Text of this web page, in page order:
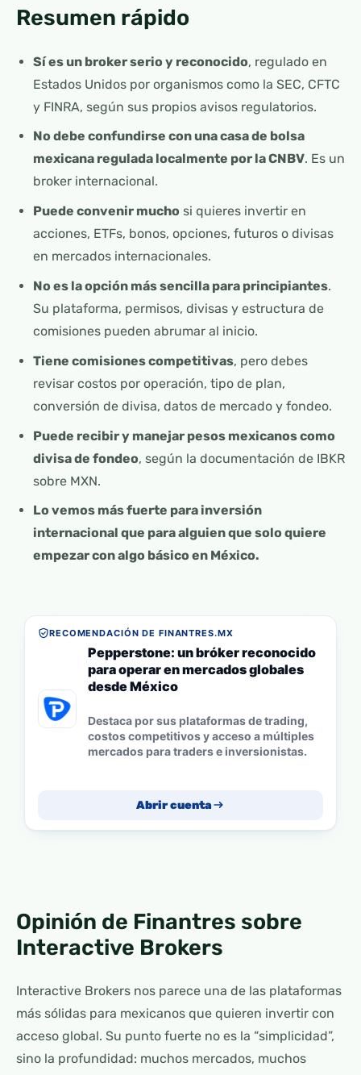
Resumen rápido
Sí es un broker serio y reconocido, regulado en
Estados Unidos por organismos como la SEC, CFTC
y FINRA, según sus propios avisos regulatorios.
No debe confundirse con una casa de bolsa
mexicana regulada localmente por la CNBV. Es un
broker internacional.
Puede convenir mucho si quieres invertir en
acciones, ETFs, bonos, opciones, futuros o divisas
en mercados internacionales.
No es la opción más sencilla para principiantes.
Su plataforma, permisos, divisas y estructura de
comisiones pueden abrumar al inicio.
Tiene comisiones competitivas, pero debes
revisar costos por operación, tipo de plan,
conversión de divisa, datos de mercado y fondeo.
Puede recibir y manejar pesos mexicanos como
divisa de fondeo, según la documentación de IBKR
sobre MXN.
Lo vemos más fuerte para inversión
internacional que para alguien que solo quiere
empezar con algo básico en México.
RECOMENDACIÓN DE FINANTRES.MX
Pepperstone: un bróker reconocido
para operar en mercados globales
desde México
Destaca por sus plataformas de trading,
costos competitivos y acceso a múltiples
mercados para traders e inversionistas.
Abrir cuenta
Opinión de Finantres sobre
Interactive Brokers
Interactive Brokers nos parece una de las plataformas
más sólidas para mexicanos que quieren invertir con
acceso global. Su punto fuerte no es la “simplicidad”,
sino la profundidad: muchos mercados, muchos